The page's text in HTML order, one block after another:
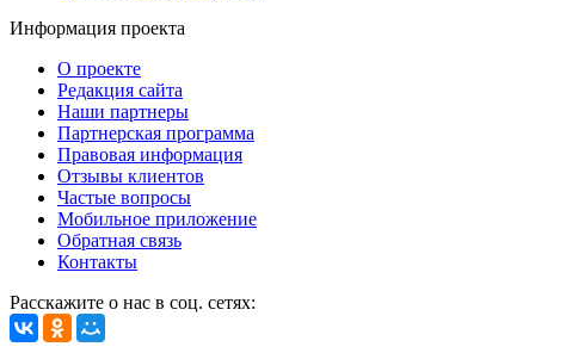
Информация проекта
О проекте
Редакция сайта
Наши партнеры
Партнерская программа
Правовая информация
Отзывы клиентов
Частые вопросы
Мобильное приложение
Обратная связь
Контакты
Расскажите о нас в соц. сетях: